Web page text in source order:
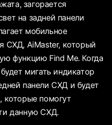
загорается
на задней панели
мобильное
СХД, AiMaster, который
функцию Find Me. Когда
мигать индикатор
панели СХД и будет
которые помогут
данную СХД.